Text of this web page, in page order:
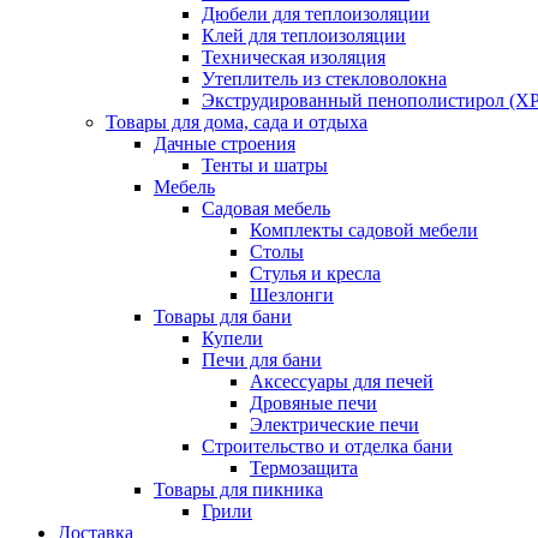
Дюбели для теплоизоляции
Клей для теплоизоляции
Техническая изоляция
Утеплитель из стекловолокна
Экструдированный пенополистирол
Товары для дома, сада и отдыха
Дачные строения
Тенты и шатры
Мебель
Садовая мебель
Комплекты садовой мебели
Столы
Стулья и кресла
Шезлонги
Товары для бани
Купели
Печи для бани
Аксессуары для печей
Дровяные печи
Электрические печи
Строительство и отделка бани
Термозащита
Товары для пикника
Грили
Доставка